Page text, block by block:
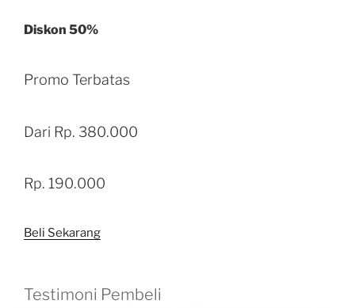
Diskon 50%
Promo Terbatas
Dari Rp. 380.000
Rp. 190.000
Beli Sekarang
Testimoni Pembeli